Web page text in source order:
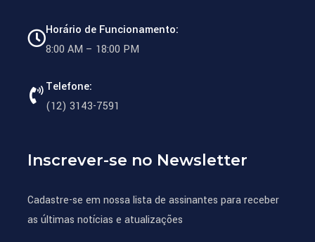
Horário de Funcionamento:
8:00 AM – 18:00 PM
Telefone:
(12) 3143-7591
Inscrever-se no Newsletter
Cadastre-se em nossa lista de assinantes para receber
as últimas notícias e atualizações